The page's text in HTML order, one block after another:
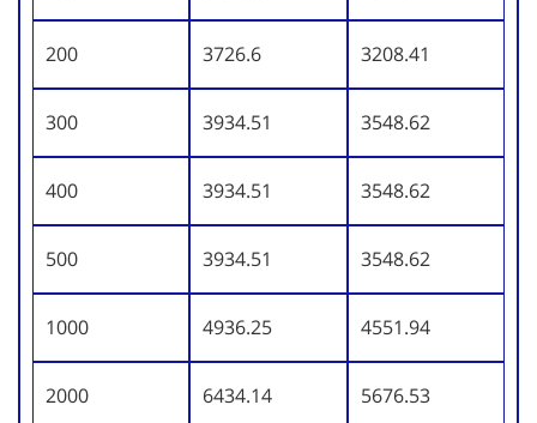
200 3726.6 3208.41
300 3934.51 3548.62
400 3934.51 3548.62
500 3934.51 3548.62
1000 4936.25 4551.94
2000 6434.14 5676.53